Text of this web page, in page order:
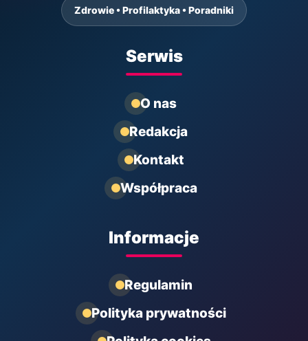
Zdrowie • Profilaktyka • Poradniki
Serwis
O nas
Redakcja
Kontakt
Współpraca
Informacje
Regulamin
Polityka prywatności